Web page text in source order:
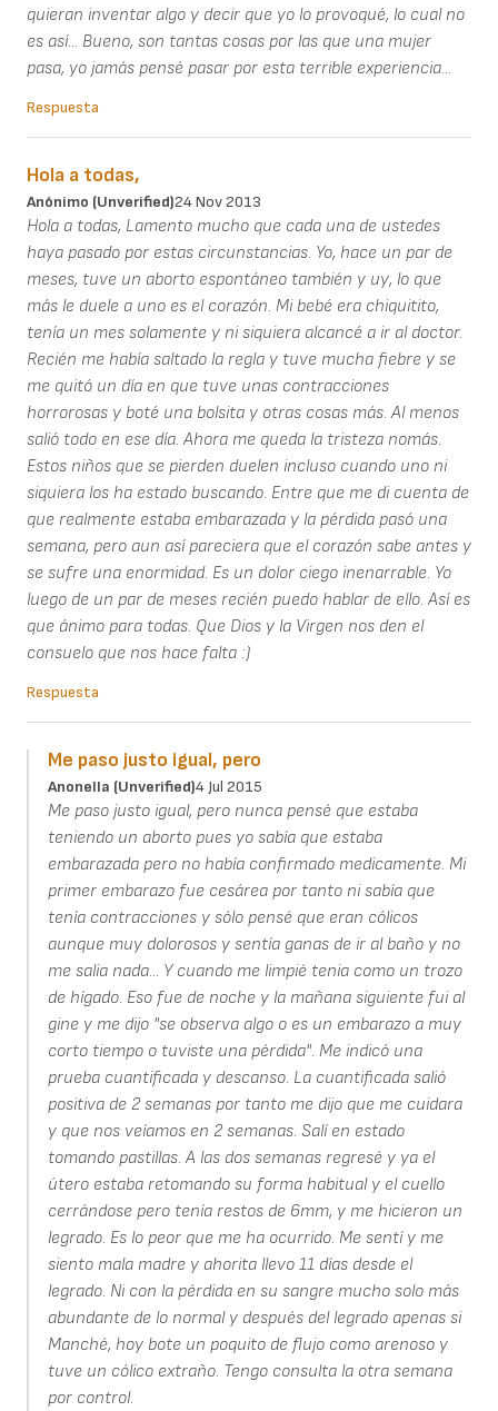
quieran inventar algo y decir que yo lo provoqué, lo cual no
es así... Bueno, son tantas cosas por las que una mujer
pasa, yo jamás pensé pasar por esta terrible experiencia...
Respuesta
Hola a todas,
Anónimo (unverified)24 Nov 2013
Hola a todas, Lamento mucho que cada una de ustedes
haya pasado por estas circunstancias. Yo, hace un par de
meses, tuve un aborto espontáneo también y uy, lo que
más le duele a uno es el corazón. Mi bebé era chiquitito,
tenía un mes solamente y ni siquiera alcancé a ir al doctor.
Recién me había saltado la regla y tuve mucha fiebre y se
me quitó un día en que tuve unas contracciones
horrorosas y boté una bolsita y otras cosas más. Al menos
salió todo en ese día. Ahora me queda la tristeza nomás.
Estos niños que se pierden duelen incluso cuando uno ni
siquiera los ha estado buscando. Entre que me di cuenta de
que realmente estaba embarazada y la pérdida pasó una
semana, pero aun así pareciera que el corazón sabe antes y
se sufre una enormidad. Es un dolor ciego inenarrable. Yo
luego de un par de meses recién puedo hablar de ello. Así es
que ánimo para todas. Que Dios y la Virgen nos den el
consuelo que nos hace falta :)
Respuesta
Me paso justo igual, pero
Anonella (unverified)4 Jul 2015
Me paso justo igual, pero nunca pensé que estaba
teniendo un aborto pues yo sabía que estaba
embarazada pero no había confirmado medicamente. Mi
primer embarazo fue cesárea por tanto ni sabía que
tenía contracciones y sólo pensé que eran cólicos
aunque muy dolorosos y sentía ganas de ir al baño y no
me salia nada... Y cuando me limpié tenia como un trozo
de hígado. Eso fue de noche y la mañana siguiente fui al
gine y me dijo "se observa algo o es un embarazo a muy
corto tiempo o tuviste una pérdida". Me indicó una
prueba cuantificada y descanso. La cuantificada salió
positiva de 2 semanas por tanto me dijo que me cuidara
y que nos veíamos en 2 semanas. Salí en estado
tomando pastillas. A las dos semanas regresé y ya el
útero estaba retomando su forma habitual y el cuello
cerrándose pero tenía restos de 6mm, y me hicieron un
legrado. Es lo peor que me ha ocurrido. Me sentí y me
siento mala madre y ahorita llevo 11 días desde el
legrado. Ni con la pérdida en su sangre mucho solo más
abundante de lo normal y después del legrado apenas si
Manché, hoy bote un poquito de flujo como arenoso y
tuve un cólico extraño. Tengo consulta la otra semana
por control.